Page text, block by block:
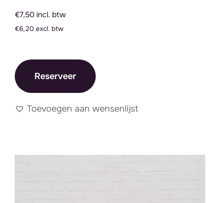
€7,50 incl. btw
€6,20 excl. btw
Reserveer
Toevoegen aan wensenlijst